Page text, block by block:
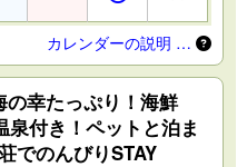
カレンダーの説明 …
の幸たっぷり！海鮮
付き！ペットと泊ま
でのんびりSTAY